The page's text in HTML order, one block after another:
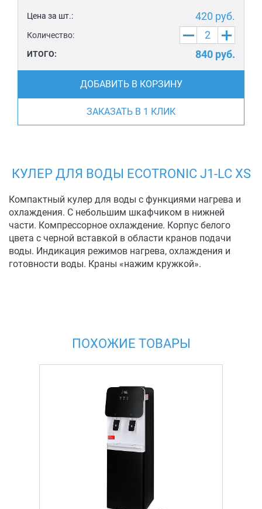
Цена за шт.: 420 руб.
Количество:
ИТОГО: 840 руб.
ДОБАВИТЬ В КОРЗИНУ
ЗАКАЗАТЬ В 1 КЛИК
КУЛЕР ДЛЯ ВОДЫ ECOTRONIC J1-LC XS
Компактный кулер для воды с функциями нагрева и
охлаждения. С небольшим шкафчиком в нижней
части. Компрессорное охлаждение. Корпус белого
цвета с черной вставкой в области кранов подачи
воды. Индикация режимов нагрева, охлаждения и
готовности воды. Краны «нажим кружкой».
ПОХОЖИЕ ТОВАРЫ